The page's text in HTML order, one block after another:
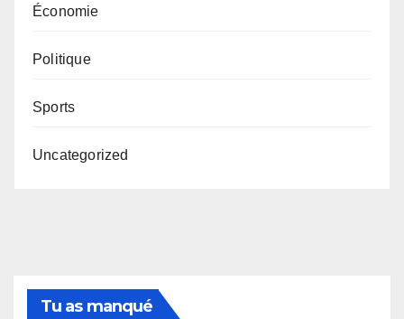
Économie
Politique
Sports
Uncategorized
Tu as manqué